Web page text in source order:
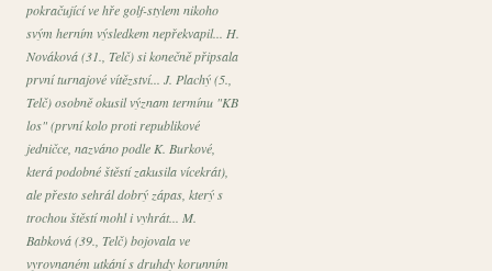
pokračující ve hře golf-stylem nikoho
svým herním výsledkem nepřekvapil... H.
Nováková (31., Telč) si konečně připsala
první turnajové vítězství... J. Plachý (5.,
Telč) osobně okusil význam termínu "KB
los" (první kolo proti republikové
jedničce, nazváno podle K. Burkové,
která podobné štěstí zakusila vícekrát),
ale přesto sehrál dobrý zápas, který s
trochou štěstí mohl i vyhrát... M.
Babková (39., Telč) bojovala ve
vyrovnaném utkání s druhdy korunním